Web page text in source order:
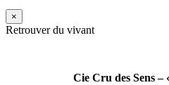
×
Retrouver du vivant
Cie Cru des Sens –